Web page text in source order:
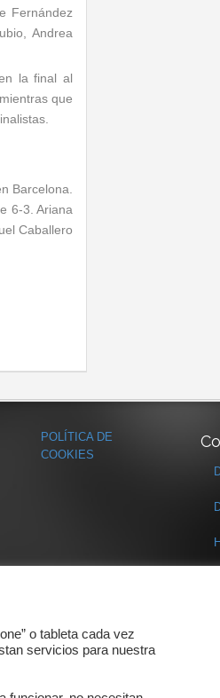
Fernández
Andrea
la final al
que
Barcelona.
6-3. Ariana
Caballero
POLÍTICA DE
COOKIES
o tableta cada vez
servicios para nuestra